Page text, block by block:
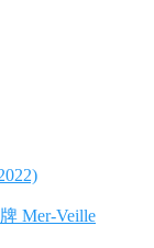
Mer-Veille